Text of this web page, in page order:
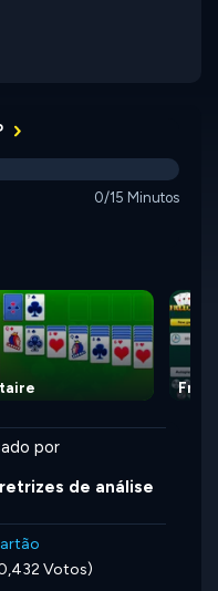
0/15 Minutos
por
de análise
Votos)